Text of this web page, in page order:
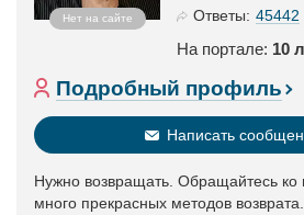
Нет на сайте
Ответы: 45442
На портале: 10
Подробный профиль
Написать
Нужно возвращать. Обращайтесь ко
много прекрасных методов